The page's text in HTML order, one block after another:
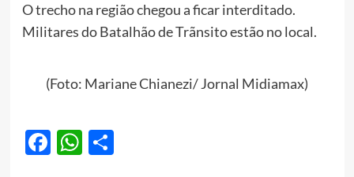
O trecho na região chegou a ficar interditado.
Militares do Batalhão de Trãnsito estão no local.
(Foto: Mariane Chianezi/ Jornal Midiamax)
Facebook
WhatsApp
Share